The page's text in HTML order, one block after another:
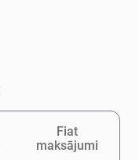
Fiat
maksājumi